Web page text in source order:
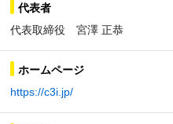
代表者
代表取締役 宮澤 正恭
ホームページ
https://c3i.jp/